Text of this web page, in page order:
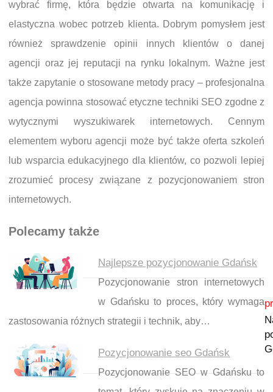
wybrać firmę, która będzie otwarta na komunikację i
elastyczna wobec potrzeb klienta. Dobrym pomysłem jest
również sprawdzenie opinii innych klientów o danej
agencji oraz jej reputacji na rynku lokalnym. Ważne jest
także zapytanie o stosowane metody pracy – profesjonalna
agencja powinna stosować etyczne techniki SEO zgodne z
wytycznymi wyszukiwarek internetowych. Cennym
elementem wyboru agencji może być także oferta szkoleń
lub wsparcia edukacyjnego dla klientów, co pozwoli lepiej
zrozumieć procesy związane z pozycjonowaniem stron
internetowych.
Polecamy także
Najlepsze pozycjonowanie Gdańsk
Pozycjonowanie stron internetowych
w Gdańsku to proces, który wymaga
zastosowania różnych strategii i technik, aby…
Pozycjonowanie seo Gdańsk
Pozycjonowanie SEO w Gdańsku to
Nawigacja wpisu